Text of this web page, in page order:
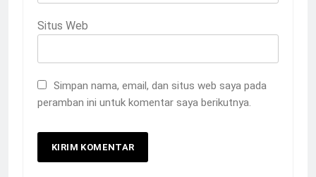
Situs Web
Simpan nama, email, dan situs web saya pada
peramban ini untuk komentar saya berikutnya.